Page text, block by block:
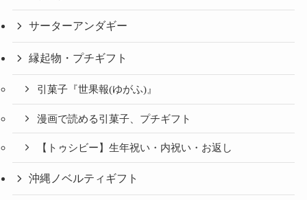
サーターアンダギー
縁起物・プチギフト
引菓子『世果報(ゆがふ)』
漫画で読める引菓子、プチギフト
【トゥシビー】生年祝い・内祝い・お返し
沖縄ノベルティギフト